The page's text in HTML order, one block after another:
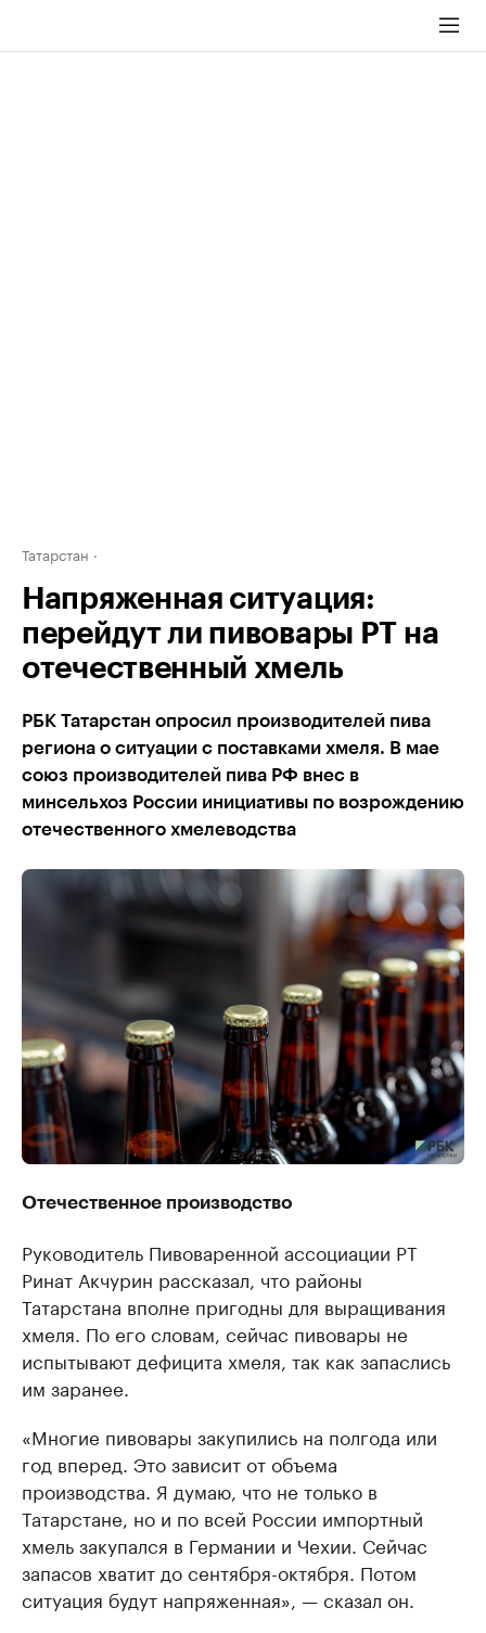
Татарстан
Напряженная ситуация:
перейдут ли пивовары РТ на
отечественный хмель
РБК Татарстан опросил производителей пива
региона о ситуации с поставками хмеля. В мае
союз производителей пива РФ внес в
минсельхоз России инициативы по возрождению
отечественного хмелеводства
Отечественное производство
Руководитель Пивоваренной ассоциации РТ
Ринат Акчурин рассказал, что районы
Татарстана вполне пригодны для выращивания
хмеля. По его словам, сейчас пивовары не
испытывают дефицита хмеля, так как запаслись
им заранее.
«Многие пивовары закупились на полгода или
год вперед. Это зависит от объема
производства. Я думаю, что не только в
Татарстане, но и по всей России импортный
хмель закупался в Германии и Чехии. Сейчас
запасов хватит до сентября-октября. Потом
ситуация будут напряженная», — сказал он.